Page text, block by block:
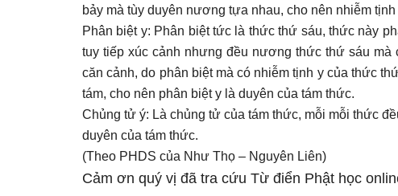
bảy mà tùy duyên nương tựa nhau, cho nên nhiễm
Phân biệt y: Phân biệt tức là thức thứ sáu, thức này
tuy tiếp xúc cảnh nhưng đều nương thức thứ sáu mà
căn cảnh, do phân biệt mà có nhiễm tịnh y của thức
tám, cho nên phân biệt y là duyên của tám thức.
Chủng tử ý: Là chủng tử của tám thức, mỗi mỗi thức
duyên của tám thức.
(Theo PHDS của Như Thọ – Nguyên Liên)
Cảm ơn quý vị đã tra cứu Từ điển Phật học